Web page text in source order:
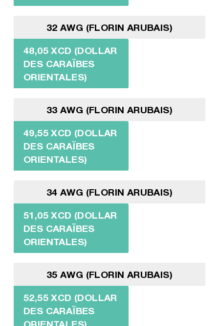
32 AWG (FLORIN ARUBAIS)
48,05 XCD (DOLLAR
DES CARAÏBES
ORIENTALES)
33 AWG (FLORIN ARUBAIS)
49,55 XCD (DOLLAR
DES CARAÏBES
ORIENTALES)
34 AWG (FLORIN ARUBAIS)
51,05 XCD (DOLLAR
DES CARAÏBES
ORIENTALES)
35 AWG (FLORIN ARUBAIS)
52,55 XCD (DOLLAR
DES CARAÏBES